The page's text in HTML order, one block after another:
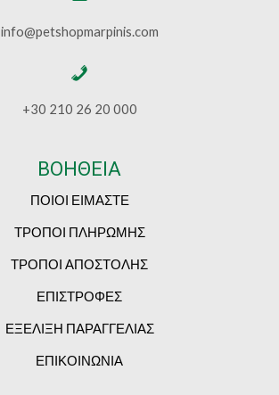
info@petshopmarpinis.com
+30 210 26 20 000
ΒΟΗΘΕΙΑ
ΠΟΙΟΙ ΕΙΜΑΣΤΕ
ΤΡΟΠΟΙ ΠΛΗΡΩΜΗΣ
ΤΡΟΠΟΙ ΑΠΟΣΤΟΛΗΣ
ΕΠΙΣΤΡΟΦΕΣ
ΕΞΕΛΙΞΗ ΠΑΡΑΓΓΕΛΙΑΣ
ΕΠΙΚΟΙΝΩΝΙΑ